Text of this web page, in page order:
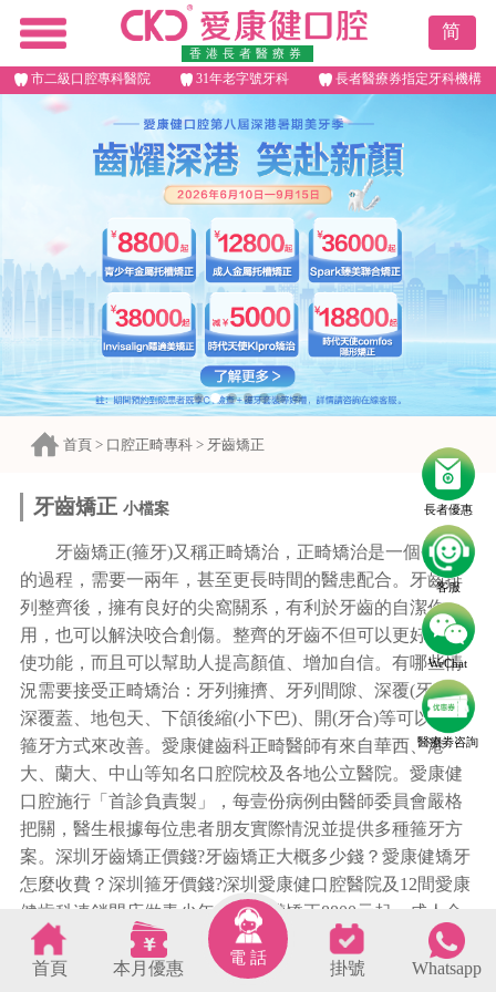
香港長者醫療券
简
市二級口腔專科醫院 31年老字號牙科 長者醫療券指定牙科機構
長者優惠
客服
WeChat
醫療劵咨詢
首頁 > 口腔正畸專科 > 牙齒矯正
牙齒矯正 小檔案
牙齒矯正(箍牙)又稱正畸矯治，正畸矯治是一個長時間
的過程，需要一兩年，甚至更長時間的醫患配合。牙齒排
列整齊後，擁有良好的尖窩關系，有利於牙齒的自潔作
用，也可以解決咬合創傷。整齊的牙齒不但可以更好地行
使功能，而且可以幫助人提高顏值、增加自信。有哪些情
況需要接受正畸矯治：牙列擁擠、牙列間隙、深覆(牙合)、
深覆蓋、地包天、下頜後縮(小下巴)、開(牙合)等可以通過
箍牙方式來改善。愛康健齒科正畸醫師有來自華西、港
大、蘭大、中山等知名口腔院校及各地公立醫院。愛康健
口腔施行「首診負責製」，每壹份病例由醫師委員會嚴格
把關，醫生根據每位患者朋友實際情況並提供多種箍牙方
案。深圳牙齒矯正價錢?牙齒矯正大概多少錢？愛康健矯牙
怎麼收費？深圳箍牙價錢?深圳愛康健口腔醫院及12間愛康
健齒科連鎖門店做青少年金屬托槽矯正8800元起，成人金
屬托槽矯正12800元起，時代天使comfos隱形矯正18800元
起，Spark臻美聯合矯正39000元起，Invisalign隱適美牙箍
首頁 本月優惠
電 話
掛號 Whatsapp